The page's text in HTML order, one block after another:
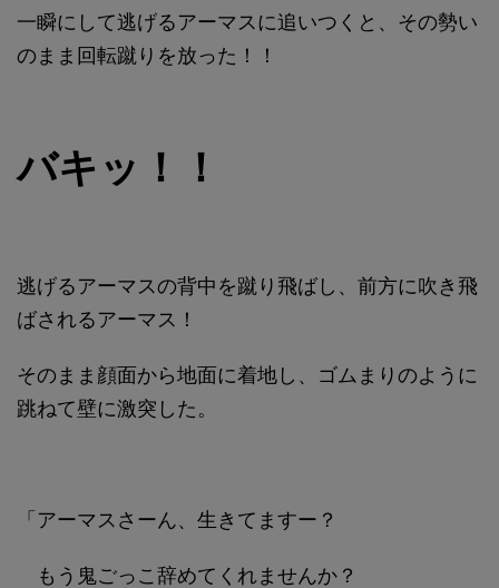
一瞬にして逃げるアーマスに追いつくと、その勢い
のまま回転蹴りを放った！！
バキッ！！
逃げるアーマスの背中を蹴り飛ばし、前方に吹き飛
ばされるアーマス！
そのまま顔面から地面に着地し、ゴムまりのように
跳ねて壁に激突した。
「アーマスさーん、生きてますー？
もう鬼ごっこ辞めてくれませんか？